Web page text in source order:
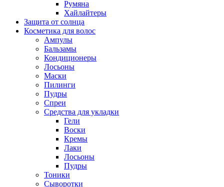
Румяна
Хайлайтеры
Защита от солнца
Косметика для волос
Ампулы
Бальзамы
Кондиционеры
Лосьоны
Маски
Пилинги
Пудры
Спреи
Средства для укладки
Гели
Воски
Кремы
Лаки
Лосьоны
Пудры
Тоники
Сыворотки